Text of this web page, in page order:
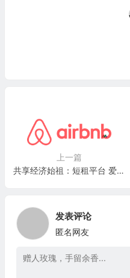
上一篇
共享经济始祖：短租平台 爱彼迎 Airbnb, Inc.(ABNB)
发表评论
匿名网友